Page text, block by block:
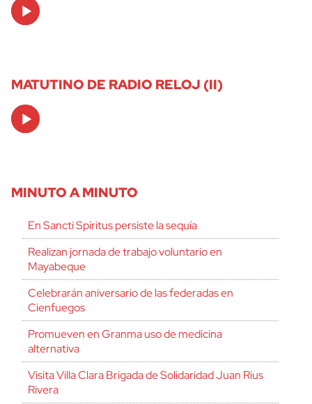
Player
MATUTINO DE RADIO RELOJ (II)
Audio
Player
MINUTO A MINUTO
En Sancti Spíritus persiste la sequía
Realizan jornada de trabajo voluntario en
Mayabeque
Celebrarán aniversario de las federadas en
Cienfuegos
Promueven en Granma uso de medicina
alternativa
Visita Villa Clara Brigada de Solidaridad Juan Rius
Rivera